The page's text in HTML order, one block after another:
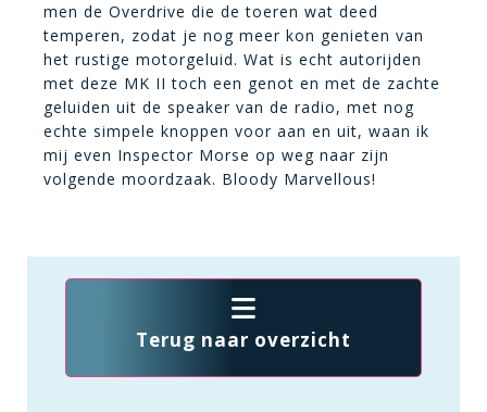
men de Overdrive die de toeren wat deed
temperen, zodat je nog meer kon genieten van
het rustige motorgeluid. Wat is echt autorijden
met deze MK II toch een genot en met de zachte
geluiden uit de speaker van de radio, met nog
echte simpele knoppen voor aan en uit, waan ik
mij even Inspector Morse op weg naar zijn
volgende moordzaak. Bloody Marvellous!
Terug naar overzicht